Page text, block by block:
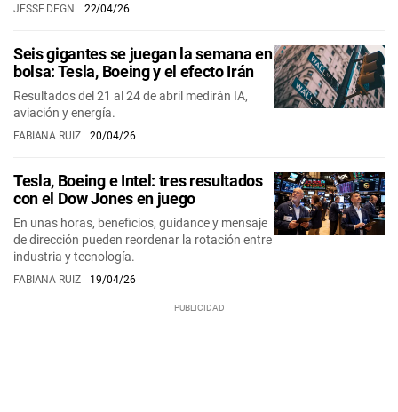
JESSE DEGN 22/04/26
Seis gigantes se juegan la semana en
bolsa: Tesla, Boeing y el efecto Irán
Resultados del 21 al 24 de abril medirán IA,
aviación y energía.
FABIANA RUIZ 20/04/26
Tesla, Boeing e Intel: tres resultados
con el Dow Jones en juego
En unas horas, beneficios, guidance y mensaje
de dirección pueden reordenar la rotación entre
industria y tecnología.
FABIANA RUIZ 19/04/26